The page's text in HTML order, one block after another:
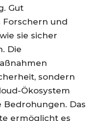
Gut
und
sie sicher
Die
sondern
Ökosystem
Das
ermöglicht es